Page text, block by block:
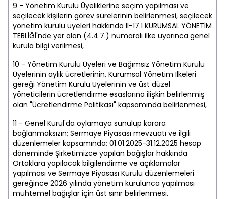
9 - Yönetim Kurulu Üyeliklerine seçim yapılması ve
seçilecek kişilerin görev sürelerinin belirlenmesi, seçilecek
yönetim kurulu üyeleri hakkında II-17.1 KURUMSAL YÖNETİM
TEBLİĞİ'nde yer alan (4.4.7.) numaralı ilke uyarınca genel
kurula bilgi verilmesi,
10 - Yönetim Kurulu Üyeleri ve Bağımsız Yönetim Kurulu
Üyelerinin aylık ücretlerinin, Kurumsal Yönetim İlkeleri
gereği Yönetim Kurulu Üyelerinin ve üst düzel
yöneticilerin ücretlendirme esaslarına ilişkin belirlenmiş
olan "Ücretlendirme Politikası" kapsamında belirlenmesi,
11 - Genel Kurul'da oylamaya sunulup karara
bağlanmaksızın; Sermaye Piyasası mevzuatı ve ilgili
düzenlemeler kapsamında; 01.01.2025-31.12.2025 hesap
döneminde Şirketimizce yapılan bağışlar hakkında
Ortaklara yapılacak bilgilendirme ve açıklamalar
yapılması ve Sermaye Piyasası Kurulu düzenlemeleri
gereğince 2026 yılında yönetim kurulunca yapılması
muhtemel bağışlar için üst sınır belirlenmesi.